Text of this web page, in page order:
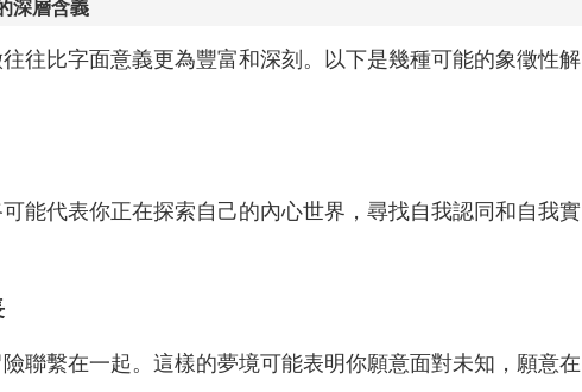
深層含義
往比字面意義更為豐富和深刻。以下是幾種可能的象徵性解
能代表你正在探索自己的內心世界，尋找自我認同和自我實
聯繫在一起。這樣的夢境可能表明你願意面對未知，願意在